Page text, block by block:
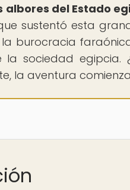
albores del Estado
sustentó esta
burocracia
la sociedad egipcia.
la aventura